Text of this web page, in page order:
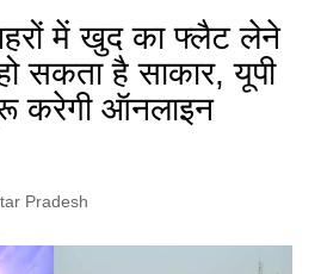
में खुद का फ्लैट लेने
सकता है साकार, यूपी
करेगी ऑनलाइन
Pradesh